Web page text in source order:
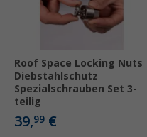
Roof Space Locking Nuts
Diebstahlschutz
Spezialschrauben Set 3-
teilig
39,99 €